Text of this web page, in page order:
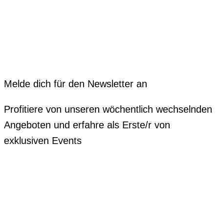
Melde dich für den Newsletter an
Profitiere von unseren wöchentlich wechselnden
Angeboten und erfahre als Erste/r von
exklusiven Events